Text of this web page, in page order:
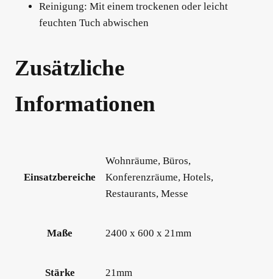
Reinigung: Mit einem trockenen oder leicht
feuchten Tuch abwischen
Zusätzliche
Informationen
Einsatzbereiche
Wohnräume, Büros,
Konferenzräume, Hotels,
Restaurants, Messe
Maße 2400 x 600 x 21mm
Stärke 21mm